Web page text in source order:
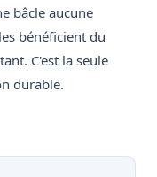
bâcle aucune
bénéficient du
C'est la seule
durable.